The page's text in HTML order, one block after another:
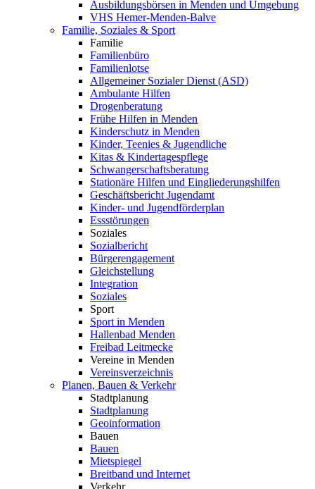
Ausbildungsbörsen in Menden und Umgebung
VHS Hemer-Menden-Balve
Familie, Soziales & Sport
Familie
Familienbüro
Familienlotse
Allgemeiner Sozialer Dienst (ASD)
Ambulante Hilfen
Drogenberatung
Frühe Hilfen in Menden
Kinderschutz in Menden
Kinder, Teenies & Jugendliche
Kitas & Kindertagespflege
Schwangerschaftsberatung
Stationäre Hilfen und Eingliederungshilfen
Geschäftsbericht Jugendamt
Kinder- und Jugendförderplan
Essstörungen
Soziales
Sozialbericht
Bürgerengagement
Gleichstellung
Integration
Soziales
Sport
Sport in Menden
Hallenbad Menden
Freibad Leitmecke
Vereine in Menden
Vereinsverzeichnis
Planen, Bauen & Verkehr
Stadtplanung
Stadtplanung
Geoinformation
Bauen
Bauen
Mietspiegel
Breitband und Internet
Verkehr